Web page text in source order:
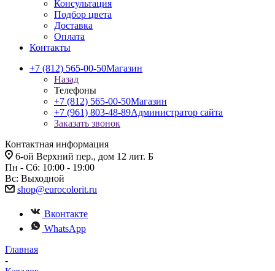
Консультация
Подбор цвета
Доставка
Оплата
Контакты
+7 (812) 565-00-50Магазин
Назад
Телефоны
+7 (812) 565-00-50Магазин
+7 (961) 803-48-89Администратор сайта
Заказать звонок
Контактная информация
6-ой Верхний пер., дом 12 лит. Б
Пн - Сб: 10:00 - 19:00
Вс: Выходной
shop@eurocolorit.ru
Вконтакте
WhatsApp
Главная
-